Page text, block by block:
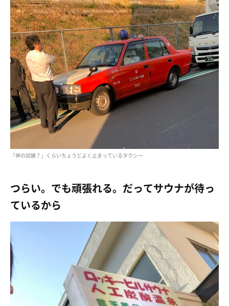
「神の試練？」くらいちょうどよく止まっているタクシー
つらい。でも頑張れる。だってサウナが待っ
ているから